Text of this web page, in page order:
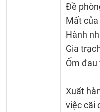
Đề
Mất của
Hành
Gia
Ốm
Xuất
việc cãi